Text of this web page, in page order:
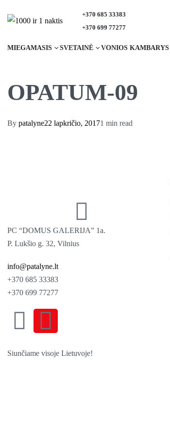
+370 685 33383
+370 699 77277
MIEGAMASIS SVETAINĖ VONIOS KAMBARYS
OPATUM-09
By patalyne22 lapkričio, 20171 min read
PC “DOMUS GALERIJA” 1a.
P. Lukšio g. 32, Vilnius
info@patalyne.lt
+370 685 33383
+370 699 77277
Siunčiame visoje Lietuvoje!